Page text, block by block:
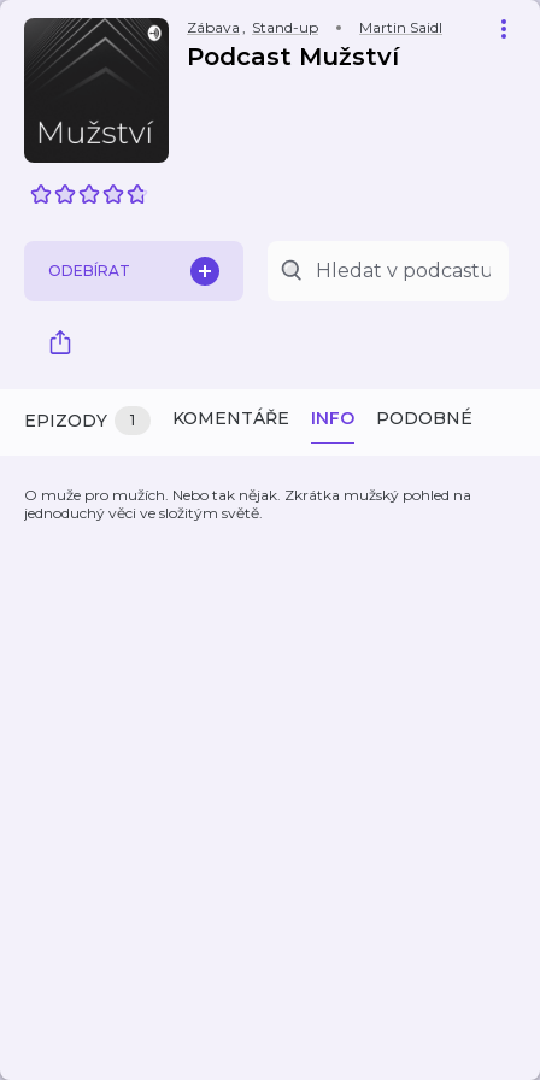
Zábava , Stand-up Martin Saidl
Podcast Mužství
ODEBÍRAT
EPIZODY 1 KOMENTÁŘE INFO PODOBNÉ
O muže pro mužích. Nebo tak nějak. Zkrátka mužský pohled na
jednoduchý věci ve složitým světě.